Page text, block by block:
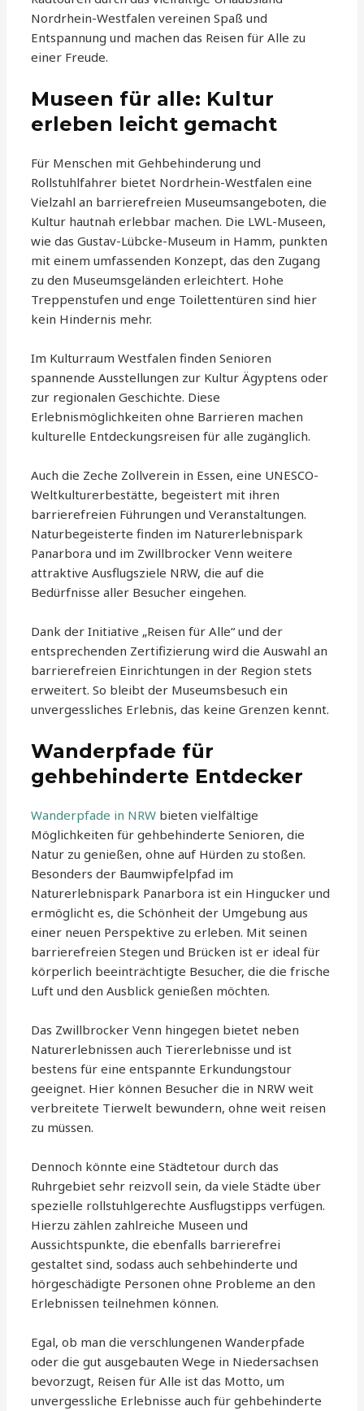
Nordrhein-Westfalen vereinen Spaß und
Entspannung und machen das Reisen für Alle zu
einer Freude.
Museen für alle: Kultur
erleben leicht gemacht
Für Menschen mit Gehbehinderung und
Rollstuhlfahrer bietet Nordrhein-Westfalen eine
Vielzahl an barrierefreien Museumsangeboten, die
Kultur hautnah erlebbar machen. Die LWL-Museen,
wie das Gustav-Lübcke-Museum in Hamm, punkten
mit einem umfassenden Konzept, das den Zugang
zu den Museumsgeländen erleichtert. Hohe
Treppenstufen und enge Toilettentüren sind hier
kein Hindernis mehr.
Im Kulturraum Westfalen finden Senioren
spannende Ausstellungen zur Kultur Ägyptens oder
zur regionalen Geschichte. Diese
Erlebnismöglichkeiten ohne Barrieren machen
kulturelle Entdeckungsreisen für alle zugänglich.
Auch die Zeche Zollverein in Essen, eine UNESCO-
Weltkulturerbestätte, begeistert mit ihren
barrierefreien Führungen und Veranstaltungen.
Naturbegeisterte finden im Naturerlebnispark
Panarbora und im Zwillbrocker Venn weitere
attraktive Ausflugsziele NRW, die auf die
Bedürfnisse aller Besucher eingehen.
Dank der Initiative „Reisen für Alle“ und der
entsprechenden Zertifizierung wird die Auswahl an
barrierefreien Einrichtungen in der Region stets
erweitert. So bleibt der Museumsbesuch ein
unvergessliches Erlebnis, das keine Grenzen kennt.
Wanderpfade für
gehbehinderte Entdecker
Wanderpfade in NRW bieten vielfältige
Möglichkeiten für gehbehinderte Senioren, die
Natur zu genießen, ohne auf Hürden zu stoßen.
Besonders der Baumwipfelpfad im
Naturerlebnispark Panarbora ist ein Hingucker und
ermöglicht es, die Schönheit der Umgebung aus
einer neuen Perspektive zu erleben. Mit seinen
barrierefreien Stegen und Brücken ist er ideal für
körperlich beeinträchtigte Besucher, die die frische
Luft und den Ausblick genießen möchten.
Das Zwillbrocker Venn hingegen bietet neben
Naturerlebnissen auch Tiererlebnisse und ist
bestens für eine entspannte Erkundungstour
geeignet. Hier können Besucher die in NRW weit
verbreitete Tierwelt bewundern, ohne weit reisen
zu müssen.
Dennoch könnte eine Städtetour durch das
Ruhrgebiet sehr reizvoll sein, da viele Städte über
spezielle rollstuhlgerechte Ausflugstipps verfügen.
Hierzu zählen zahlreiche Museen und
Aussichtspunkte, die ebenfalls barrierefrei
gestaltet sind, sodass auch sehbehinderte und
hörgeschädigte Personen ohne Probleme an den
Erlebnissen teilnehmen können.
Egal, ob man die verschlungenen Wanderpfade
oder die gut ausgebauten Wege in Niedersachsen
bevorzugt, Reisen für Alle ist das Motto, um
unvergessliche Erlebnisse auch für gehbehinderte